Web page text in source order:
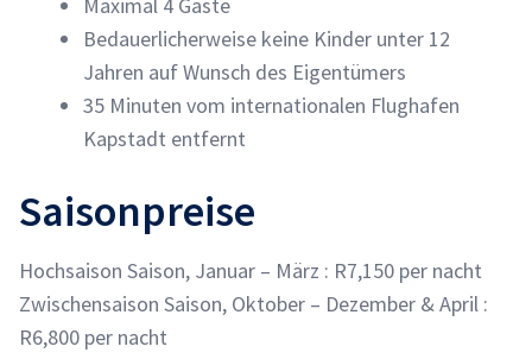
Maximal 4 Gäste
Bedauerlicherweise keine Kinder unter 12
Jahren auf Wunsch des Eigentümers
35 Minuten vom internationalen Flughafen
Kapstadt entfernt
Saisonpreise
Hochsaison Saison, Januar – März : R7,150 per nacht
Zwischensaison Saison, Oktober – Dezember & April :
R6,800 per nacht